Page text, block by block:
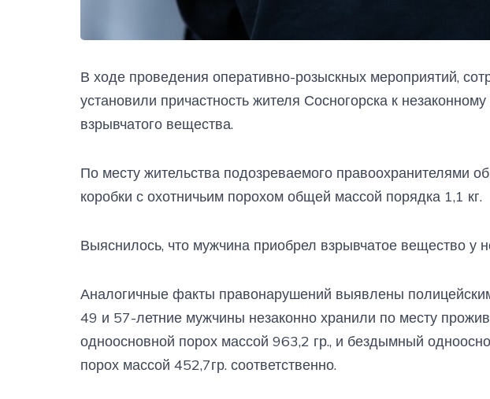
В ходе проведения оперативно-розыскных мероприятий,
установили причастность жителя Сосногорска к
взрывчатого вещества.
По месту жительства подозреваемого правоохранителями
коробки с охотничьим порохом общей массой порядка 1,1 кг.
Выяснилось, что мужчина приобрел взрывчатое вещество у
Аналогичные факты правонарушений выявлены
49 и 57-летние мужчины незаконно хранили по месту
одноосновной порох массой 963,2 гр., и бездымный
порох массой 452,7гр. соответственно.